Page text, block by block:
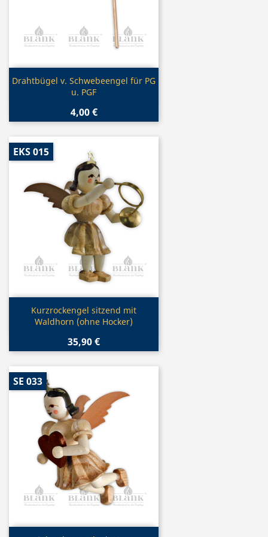
 Vorschau
Drahtbügel v. Schwebeengel für PG
u. PGF
4,00 €
Vorschau
Kurzrockengel sitzend mit
Waldhorn (ohne Hocker)
35,90 €
EKS 015
SE 033